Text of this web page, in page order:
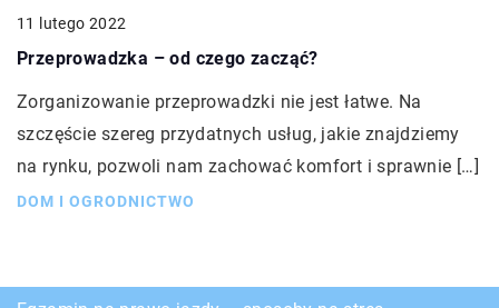
11 lutego 2022
Przeprowadzka – od czego zacząć?
Zorganizowanie przeprowadzki nie jest łatwe. Na
szczęście szereg przydatnych usług, jakie znajdziemy
na rynku, pozwoli nam zachować komfort i sprawnie […]
DOM I OGRODNICTWO